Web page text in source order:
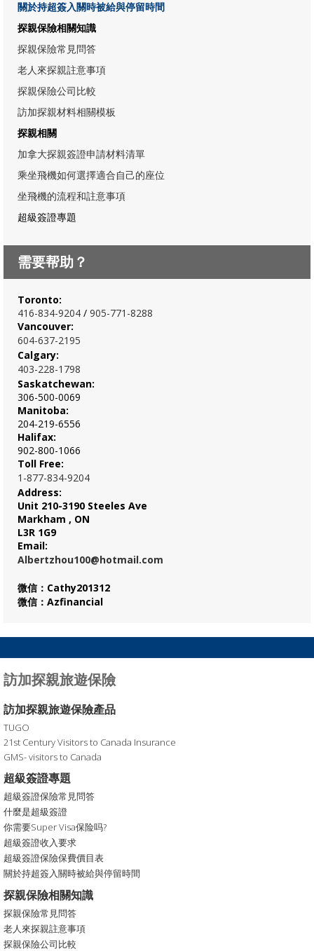
關於持超簽入關時被給與停留時間
探親保險相關知識
探親保險常見問答
老人來探親註意事項
探親保險公司比較
訪加探親材料相關模板
探親相關
加拿大探親簽證申請材料清單
乘坐飛機如何選擇適合自己的座位
坐飛機的流程和註意事項
超級簽證專題
需要帮助？
Toronto:
416-834-9204 / 905-771-8288
Vancouver:
604-637-2195
Calgary:
403-228-1798
Saskatchewan:
306-500-0069
Manitoba:
204-219-6556
Halifax:
902-800-1066
Toll Free:
1-877-834-9204
Address:
Unit 210-3190 Steeles Ave
Markham , ON
L3R 1G9
Email:
Albertzhou100@hotmail.com
微信：Cathy201312
微信：Azfinancial
訪加探親旅遊保險
訪加探親旅遊保險產品
TUGO
21st Century Visitors to Canada Insurance
GMS- visitors to Canada
超級簽證專題
超級簽證保險常見問答
什麼是超級簽證
你需要Super Visa保险吗?
超級簽證收入要求
超級簽證保險保費價目表
關於持超簽入關時被給與停留時間
探親保險相關知識
探親保險常見問答
老人來探親註意事項
探親保險公司比較